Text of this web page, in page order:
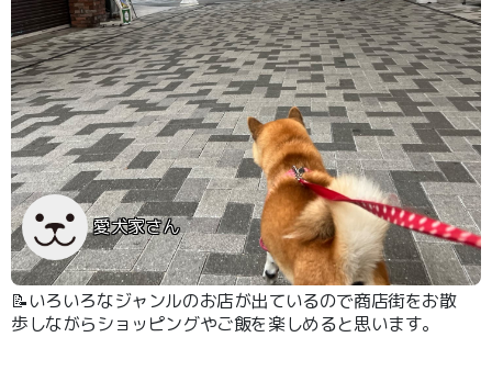
愛犬家さん
📝いろいろなジャンルのお店が出ているので商店街をお散
歩しながらショッピングやご飯を楽しめると思います。